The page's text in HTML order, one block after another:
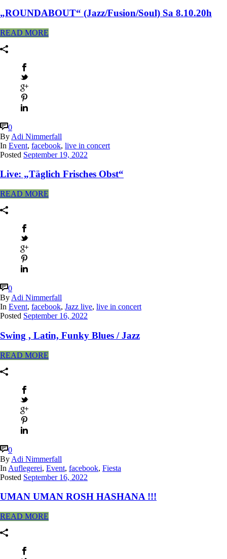
„ROUNDABOUT“ (Jazz/Fusion/Soul) Sa 8.10.20h
READ MORE
0
By Adi Nimmerfall
In Event, facebook, live in concert
Posted September 19, 2022
Live: „Täglich Frisches Obst“
READ MORE
0
By Adi Nimmerfall
In Event, facebook, Jazz live, live in concert
Posted September 16, 2022
Swing , Latin, Funky Blues / Jazz
READ MORE
0
By Adi Nimmerfall
In Auflegerei, Event, facebook, Fiesta
Posted September 16, 2022
UMAN UMAN ROSH HASHANA !!!
READ MORE